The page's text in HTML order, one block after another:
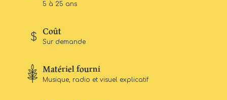
5 à 25 ans
Coût
Sur demande
Matériel fourni
Musique, radio et visuel explicatif